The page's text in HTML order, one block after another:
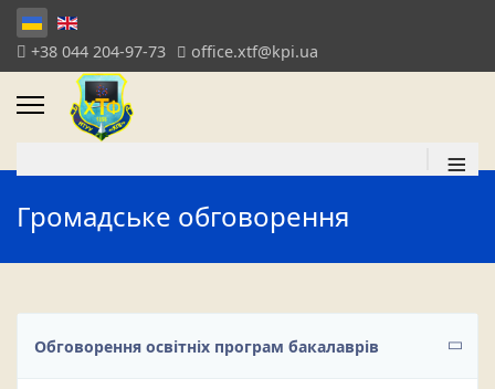
+38 044 204-97-73 office.xtf@kpi.ua
≡
Громадське обговорення
Обговорення освітніх програм бакалаврів